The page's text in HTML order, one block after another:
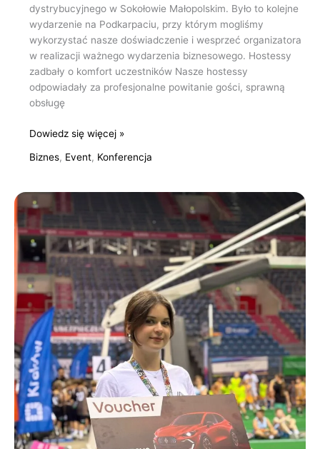
dystrybucyjnego w Sokołowie Małopolskim. Było to kolejne
wydarzenie na Podkarpaciu, przy którym mogliśmy
wykorzystać nasze doświadczenie i wesprzeć organizatora
w realizacji ważnego wydarzenia biznesowego. Hostessy
zadbały o komfort uczestników Nasze hostessy
odpowiadały za profesjonalne powitanie gości, sprawną
obsługę
Dowiedz się więcej »
Biznes, Event, Konferencja
Hostessy
Kraków
i
Niepołomice
–
profesjonalna
obsługa
dwóch
eventów
motoryzacyjnych